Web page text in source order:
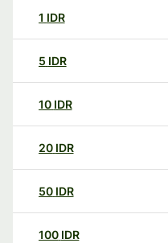
1 IDR
5 IDR
10 IDR
20 IDR
50 IDR
100 IDR